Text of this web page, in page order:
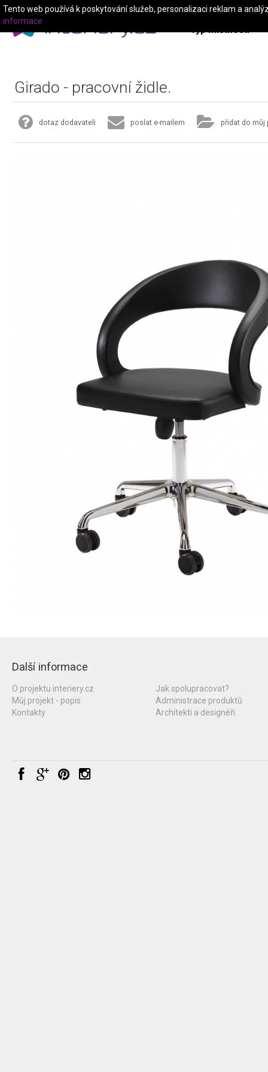
Typ místnosti
Girado - pracovní židle.
dotaz dodavateli poslat e-mailem přidat do můj
Další informace
O projektu interiery.cz
Můj projekt - popis
Kontakty
Jak spolupracovat?
Administrace produktů
Architekti a designéři
Tento web používá k poskytování služeb, personalizaci reklam a
informace